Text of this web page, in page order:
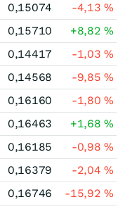
0,15074 -4,13%
0,15710 +8,82%
0,14417 -1,03%
0,14568 -9,85%
0,16160 -1,80%
0,16463 +1,68%
0,16185 -0,98%
0,16379 -2,04%
0,16746 -15,92%